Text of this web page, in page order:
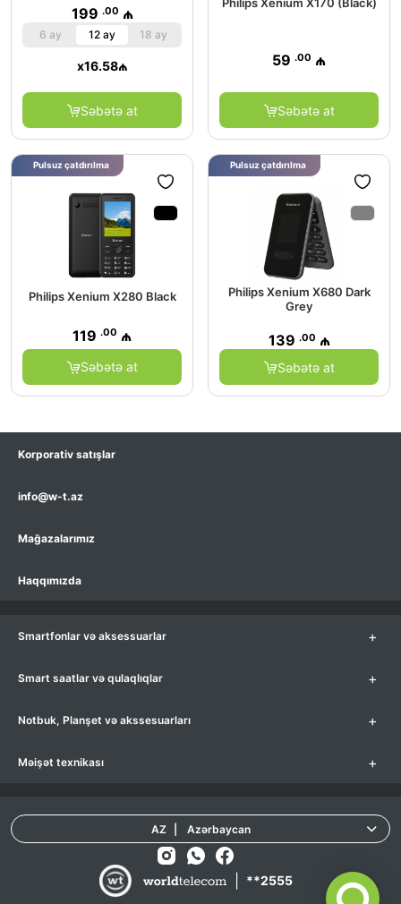
199 .00 ₼
6 ay 12 ay 18 ay
x16.58₼
Səbətə at
59 .00 ₼
Səbətə at
Philips Xenium X280 Black
119 .00 ₼
Səbətə at
Pulsuz çatdırılma
Philips Xenium X680 Dark
Grey
139 .00 ₼
Səbətə at
Pulsuz çatdırılma
Korporativ satışlar
info@w-t.az
Mağazalarımız
Haqqımızda
Smartfonlar və aksessuarlar +
Smart saatlar və qulaqlıqlar +
Notbuk, Planşet və akssesuarları +
Məişət texnikası +
**2555
AZ Azərbaycan